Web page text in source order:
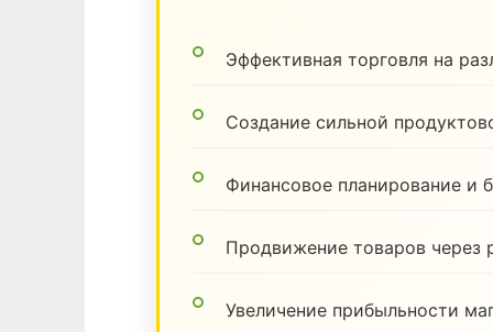
Эффективная торговля на
Создание сильной
Финансовое планирование и
Продвижение товаров через
Увеличение прибыльности